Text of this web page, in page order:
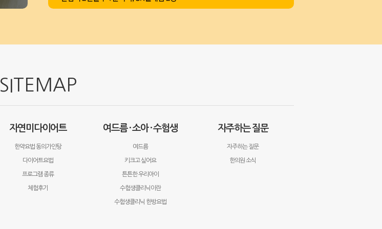
SITEMAP
자연미다이어트
한약요법 동의가인탕
다이어트요법
프로그램 종류
체험후기
여드름 · 소아 · 수험생
여드름
키크고 싶어요
튼튼한 우리아이
수험생클리닉이란
수험생클리닉 한방요법
자주하는 질문
자주하는 질문
한의원 소식